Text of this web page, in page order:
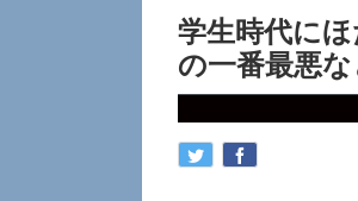
学生時代に
の一番最悪な